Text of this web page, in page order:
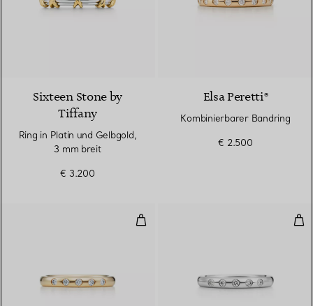
Sixteen Stone by
Tiffany
Ring in Platin und Gelbgold,
3 mm breit
€ 3.200
Elsa Peretti®
Kombinierbarer Bandring
€ 2.500
Kombinierbarer Ehering